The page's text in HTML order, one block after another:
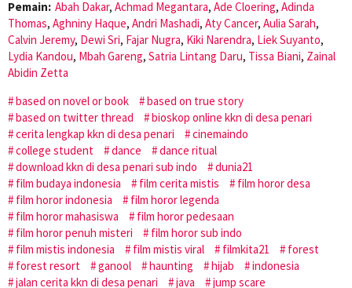
Pemain: Abah Dakar, Achmad Megantara, Ade Cloering, Adinda
Thomas, Aghniny Haque, Andri Mashadi, Aty Cancer, Aulia Sarah,
Calvin Jeremy, Dewi Sri, Fajar Nugra, Kiki Narendra, Liek Suyanto,
Lydia Kandou, Mbah Gareng, Satria Lintang Daru, Tissa Biani, Zainal
Abidin Zetta
based on novel or book
based on true story
based on twitter thread
bioskop online kkn di desa penari
cerita lengkap kkn di desa penari
cinemaindo
college student
dance
dance ritual
download kkn di desa penari sub indo
dunia21
film budaya indonesia
film cerita mistis
film horor desa
film horor indonesia
film horor legenda
film horor mahasiswa
film horor pedesaan
film horor penuh misteri
film horor sub indo
film mistis indonesia
film mistis viral filmkita21
forest
forest resort
ganool haunting hijab
indonesia
jalan cerita kkn di desa penari
java jump scare